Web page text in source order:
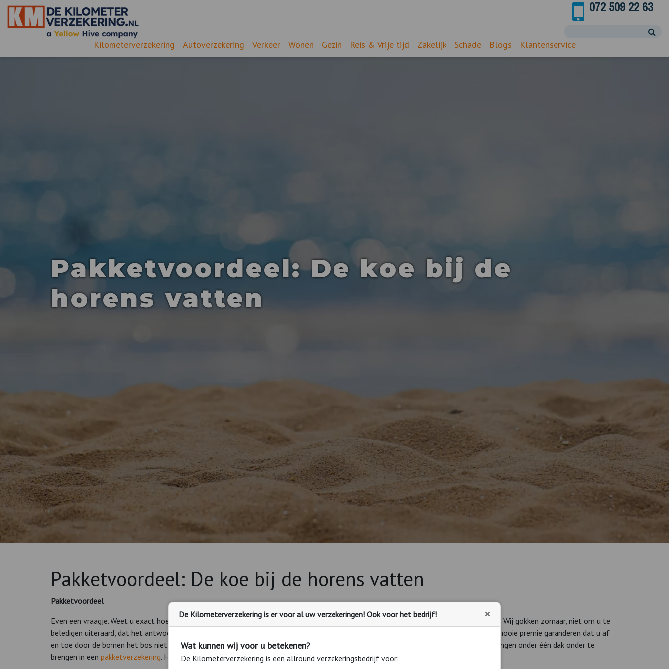
072 509 22 63
Kilometerverzekering Autoverzekering Verkeer Wonen Gezin Reis & Vrije tijd Zakelijk Schade Blogs Klantenservice
Pakketvoordeel: De koe bij de
horens vatten
Pakketvoordeel: De koe bij de horens vatten
Pakketvoordeel
Even een vraagje. Weet u exact hoeveel verzekeringen u heeft, waar deze precies voor zijn en waar deze (allemaal) zijn ondergebracht? Wij gokken zomaar, niet om u te
beledigen uiteraard, dat het antwoord ‘nee’ is. Er zijn zóveel verschillende verzekeringen, zóveel verschillende aanbieders die ieder een mooie premie garanderen dat u af
en toe door de bomen het bos niet meer ziet. Heel begrijpelijk en logisch. Wij willen u attent maken op de mogelijkheid AL uw verzekeringen onder één dak onder te
brengen in een pakketverzekering. Heel gemakkelijk en voor u veel voordeliger!
De Kilometerverzekering is er voor al uw verzekeringen! Ook voor het bedrijf! ×
Wat kunnen wij voor u betekenen?
De Kilometerverzekering is een allround verzekeringsbedrijf voor: